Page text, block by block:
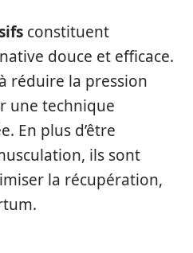
constituent
douce et efficace.
réduire la pression
une technique
En plus d’être
ils sont
la récupération,